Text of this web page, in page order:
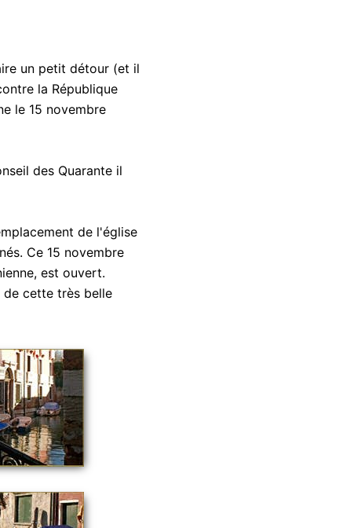
un petit détour (et il
la République
le 15 novembre
des Quarante il
de l'église
Ce 15 novembre
est ouvert.
de cette très belle